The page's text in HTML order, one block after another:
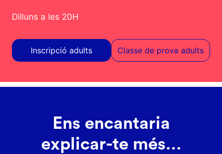
Dilluns a les 20H
Inscripció adults Classe de prova adults
Ens encantaria
explicar-te més…